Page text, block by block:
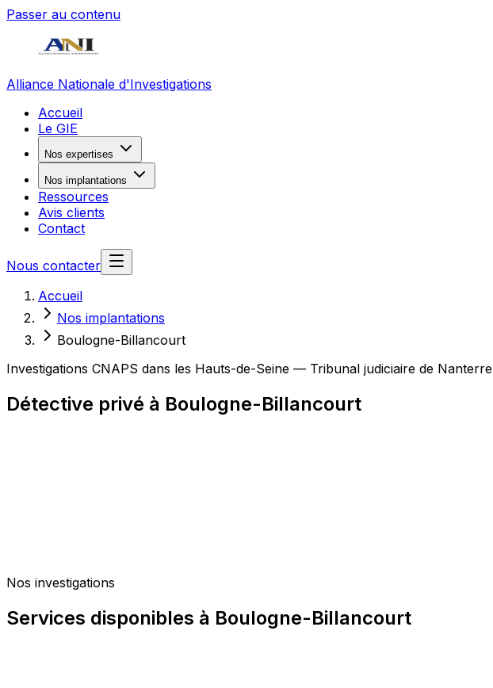
Passer au contenu
Alliance Nationale d'Investigations
Accueil
Le GIE
Nos expertises
Nos implantations
Ressources
Avis clients
Contact
Nous contacter
Accueil
Nos implantations
Boulogne-Billancourt
Investigations CNAPS dans les Hauts-de-Seine — Tribunal judiciaire de Nanterre
Détective privé à Boulogne-Billancourt
Nos investigations
Services disponibles à Boulogne-Billancourt